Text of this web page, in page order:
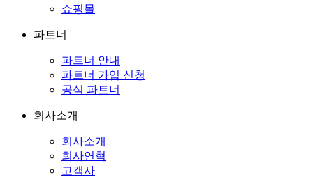
쇼핑몰
파트너
파트너 안내
파트너 가입 신청
공식 파트너
회사소개
회사소개
회사연혁
고객사